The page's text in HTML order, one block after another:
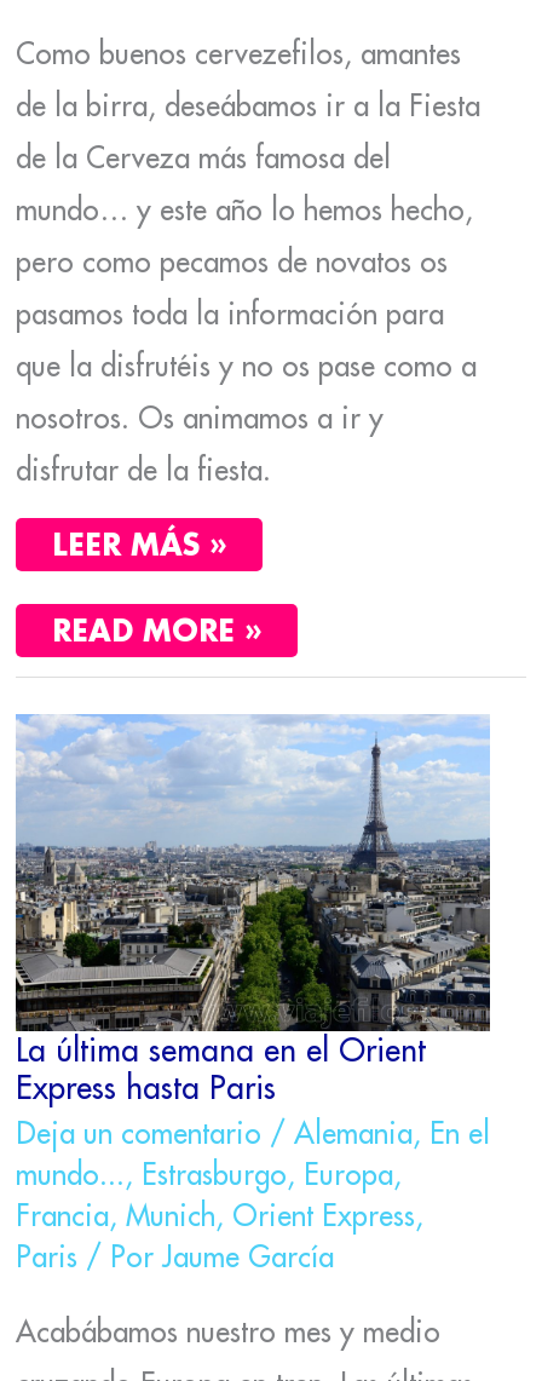
Como buenos cervezefilos, amantes
de la birra, deseábamos ir a la Fiesta
de la Cerveza más famosa del
mundo… y este año lo hemos hecho,
pero como pecamos de novatos os
pasamos toda la información para
que la disfrutéis y no os pase como a
nosotros. Os animamos a ir y
disfrutar de la fiesta.
LEER MÁS »
READ MORE »
La última semana en el Orient
Express hasta Paris
Deja un comentario / Alemania, En el
mundo..., Estrasburgo, Europa,
Francia, Munich, Orient Express,
Paris / PorJaume García
Acabábamos nuestro mes y medio
LA
ÚLTIMA
SEMANA
EN
EL
ORIENT
EXPRESS
HASTA
PARIS